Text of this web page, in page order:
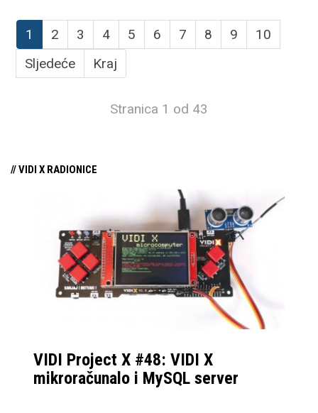
1 2 3 4 5 6 7 8 9
10
Sljedeće
Kraj
Stranica 1 od 43
// VIDI X RADIONICE
VIDI Project X #48: VIDI X
mikroračunalo i MySQL server